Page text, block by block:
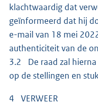
klachtwaardig dat
geïnformeerd dat hij
e-mail van 18 mei
authenticiteit van de
3.2 De raad zal
op de stellingen en
4 VERWEER